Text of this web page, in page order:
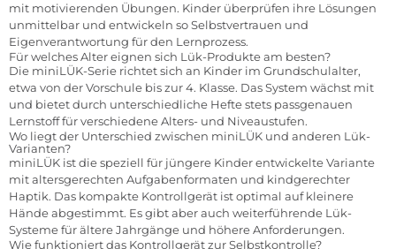
mit motivierenden Übungen. Kinder überprüfen ihre Lösungen
unmittelbar und entwickeln so Selbstvertrauen und
Eigenverantwortung für den Lernprozess.
Für welches Alter eignen sich Lük-Produkte am besten?
Die miniLÜK-Serie richtet sich an Kinder im Grundschulalter,
etwa von der Vorschule bis zur 4. Klasse. Das System wächst mit
und bietet durch unterschiedliche Hefte stets passgenauen
Lernstoff für verschiedene Alters- und Niveaustufen.
Wo liegt der Unterschied zwischen miniLÜK und anderen Lük-
Varianten?
miniLÜK ist die speziell für jüngere Kinder entwickelte Variante
mit altersgerechten Aufgabenformaten und kindgerechter
Haptik. Das kompakte Kontrollgerät ist optimal auf kleinere
Hände abgestimmt. Es gibt aber auch weiterführende Lük-
Systeme für ältere Jahrgänge und höhere Anforderungen.
Wie funktioniert das Kontrollgerät zur Selbstkontrolle?